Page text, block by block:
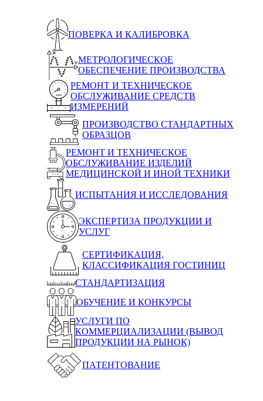
ПОВЕРКА И КАЛИБРОВКА
МЕТРОЛОГИЧЕСКОЕ
ОБЕСПЕЧЕНИЕ ПРОИЗВОДСТВА
РЕМОНТ И ТЕХНИЧЕСКОЕ
ОБСЛУЖИВАНИЕ СРЕДСТВ
ИЗМЕРЕНИЙ
ПРОИЗВОДСТВО СТАНДАРТНЫХ
ОБРАЗЦОВ
РЕМОНТ И ТЕХНИЧЕСКОЕ
ОБСЛУЖИВАНИЕ ИЗДЕЛИЙ
МЕДИЦИНСКОЙ И ИНОЙ ТЕХНИКИ
ИСПЫТАНИЯ И ИССЛЕДОВАНИЯ
ЭКСПЕРТИЗА ПРОДУКЦИИ И
УСЛУГ
СЕРТИФИКАЦИЯ,
КЛАССИФИКАЦИЯ ГОСТИНИЦ
СТАНДАРТИЗАЦИЯ
ОБУЧЕНИЕ И КОНКУРСЫ
УСЛУГИ ПО
КОММЕРЦИАЛИЗАЦИИ (ВЫВОД
ПРОДУКЦИИ НА РЫНОК)
ПАТЕНТОВАНИЕ